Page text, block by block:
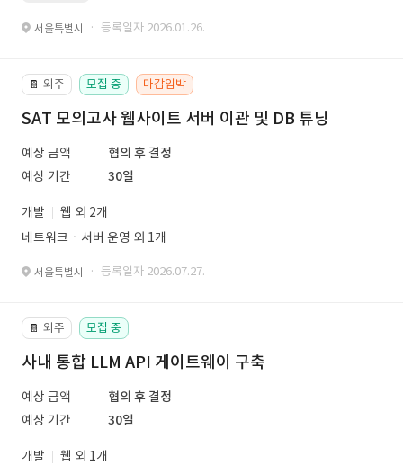
서울특별시 · 등록일자 2026.01.26.
📔 외주 모집 중 마감임박
SAT 모의고사 웹사이트 서버 이관 및 DB 튜닝
예상 금액
협의 후 결정
예상 기간
30일
개발
웹 외 2개
네트워크ㆍ서버 운영 외 1개
서울특별시 · 등록일자 2026.07.27.
📔 외주 모집 중
사내 통합 LLM API 게이트웨이 구축
예상 금액
협의 후 결정
예상 기간
30일
개발
웹 외 1개